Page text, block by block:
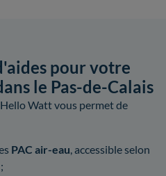
pour votre
le Pas-de-Calais
Watt vous permet de
PAC air-eau, accessible selon